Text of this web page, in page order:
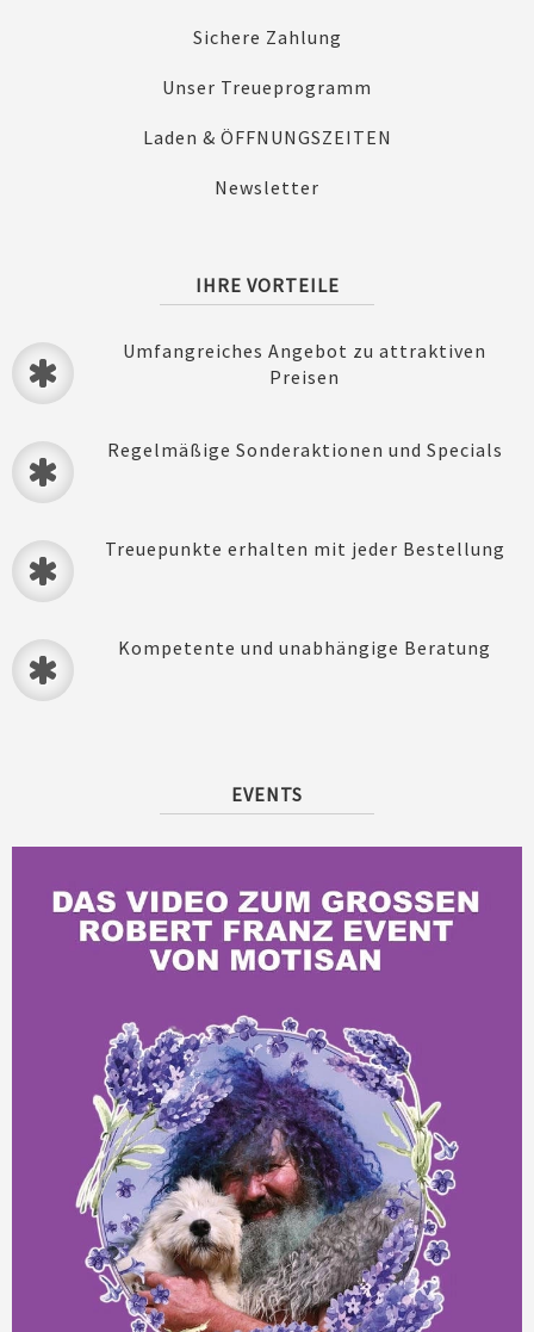
Sichere Zahlung
Unser Treueprogramm
Laden & ÖFFNUNGSZEITEN
Newsletter
IHRE VORTEILE
Umfangreiches Angebot zu attraktiven
Preisen
Regelmäßige Sonderaktionen und Specials
Treuepunkte erhalten mit jeder Bestellung
Kompetente und unabhängige Beratung
EVENTS